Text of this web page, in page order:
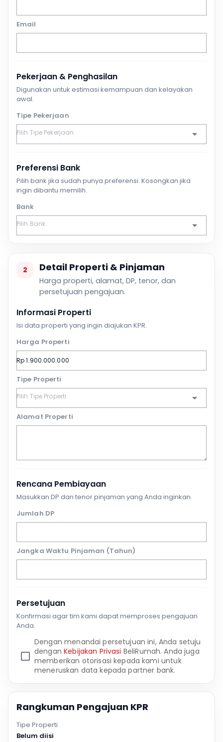
Email
Pekerjaan & Penghasilan
Digunakan untuk estimasi kemampuan dan kelayakan
awal.
Tipe Pekerjaan
Preferensi Bank
Pilih bank jika sudah punya preferensi. Kosongkan jika
ingin dibantu memilih.
Bank
2 Detail Properti & Pinjaman
Harga properti, alamat, DP, tenor, dan
persetujuan pengajuan.
Informasi Properti
Isi data properti yang ingin diajukan KPR.
Harga Properti
Tipe Properti
Alamat Properti
Rencana Pembiayaan
Masukkan DP dan tenor pinjaman yang Anda inginkan.
Jumlah DP
Jangka Waktu Pinjaman (Tahun)
Persetujuan
Konfirmasi agar tim kami dapat memproses pengajuan
Anda.
Dengan menandai persetujuan ini, Anda setuju
denganKebijakan Privasi BeliRumah. Anda juga
memberikan otorisasi kepada kami untuk
meneruskan data kepada partner bank.
Rangkuman Pengajuan KPR
Tipe Properti
Belum diisi